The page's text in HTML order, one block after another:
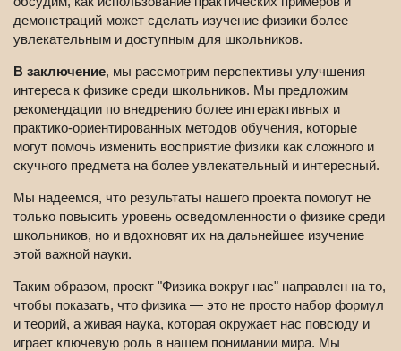
демонстраций может сделать изучение физики более
увлекательным и доступным для школьников.
В заключение, мы рассмотрим перспективы улучшения
интереса к физике среди школьников. Мы предложим
рекомендации по внедрению более интерактивных и
практико-ориентированных методов обучения, которые
могут помочь изменить восприятие физики как сложного и
скучного предмета на более увлекательный и интересный.
Мы надеемся, что результаты нашего проекта помогут не
только повысить уровень осведомленности о физике среди
школьников, но и вдохновят их на дальнейшее изучение
этой важной науки.
Таким образом, проект "Физика вокруг нас" направлен на то,
чтобы показать, что физика — это не просто набор формул
и теорий, а живая наука, которая окружает нас повсюду и
играет ключевую роль в нашем понимании мира. Мы